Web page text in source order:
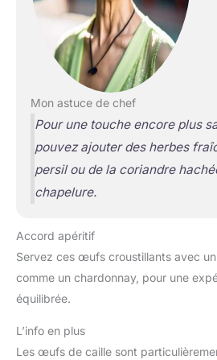
Mon astuce de chef
Pour une touche encore plus
pouvez ajouter des herbes
persil ou de la coriandre
chapelure.
Accord apéritif
Servez ces œufs croustillants avec
comme un chardonnay, pour une
équilibrée.
L’info en plus
Les œufs de caille sont